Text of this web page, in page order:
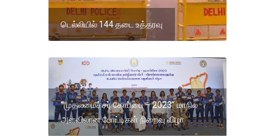
டெல்லியில் 144 தடை உத்தரவு
“முதலமைச்சர் கோப்பை – 2023” மாநில
அளவிலான போட்டிகள் நிறைவு விழா